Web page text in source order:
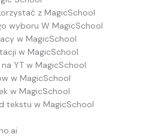
z MagicSchool
wyboru W MagicSchool
w MagicSchool
w MagicSchool
YT w MagicSchool
w MagicSchool
w MagicSchool
tekstu w MagicSchool